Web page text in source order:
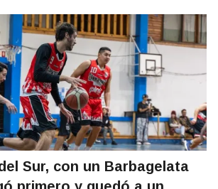
Sur, con un Barbagelata